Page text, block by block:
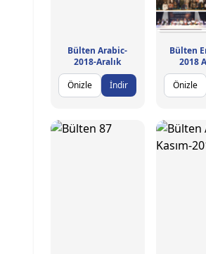
Bülten Arabic-
2018-Aralık
Önizle
İndir
Bülten
2018
Önizle